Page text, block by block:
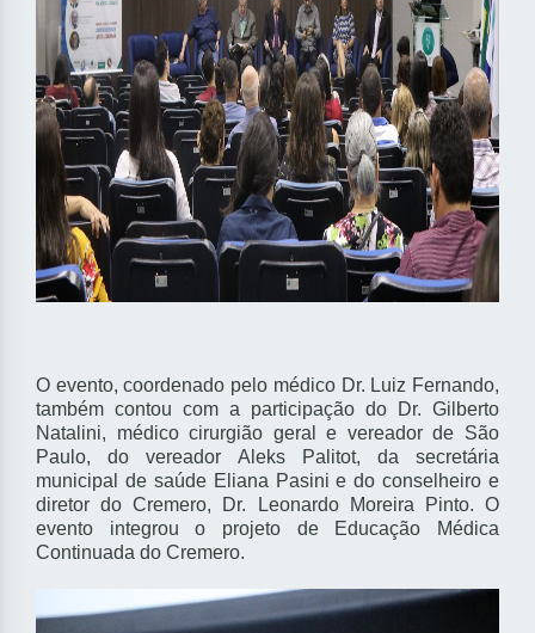
O evento, coordenado pelo médico Dr. Luiz Fernando,
também contou com a participação do Dr. Gilberto
Natalini, médico cirurgião geral e vereador de São
Paulo, do vereador Aleks Palitot, da secretária
municipal de saúde Eliana Pasini e do conselheiro e
diretor do Cremero, Dr. Leonardo Moreira Pinto. O
evento integrou o projeto de Educação Médica
Continuada do Cremero.